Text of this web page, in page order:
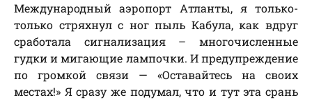
Международный аэропорт Атланты, я только-
только стряхнул с ног пыль Кабула, как вдруг
сработала сигнализация – многочисленные
гудки и мигающие лампочки. И предупреждение
по громкой связи — «Оставайтесь на своих
местах!» Я сразу же подумал, что и тут эта срань